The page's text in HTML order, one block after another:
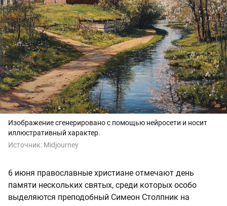
Изображение сгенерировано с помощью нейросети и носит
иллюстративный характер.
Источник: Midjourney
6 июня православные христиане отмечают день
памяти нескольких святых, среди которых особо
выделяются преподобный Симеон Столпник на